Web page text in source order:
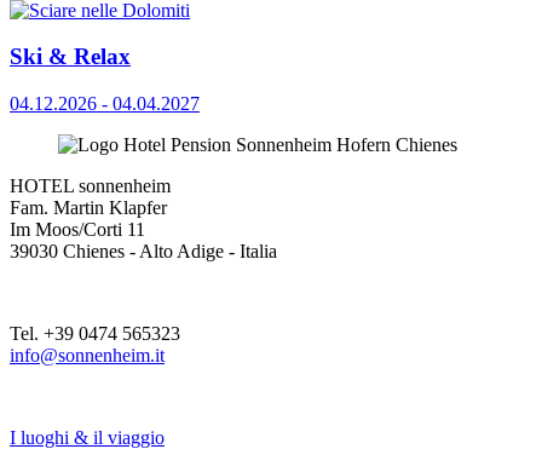
Ski & Relax
04.12.2026 - 04.04.2027
HOTEL sonnenheim
Fam. Martin Klapfer
Im Moos/Corti 11
39030 Chienes - Alto Adige - Italia
Tel. +39 0474 565323
info@sonnenheim.it
I luoghi & il viaggio